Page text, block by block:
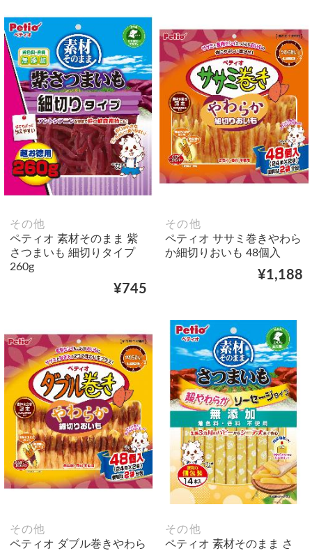
その他
ペティオ 素材そのまま 紫
さつまいも 細切りタイプ
260g
¥745
その他
ペティオ ササミ巻きやわら
か細切りおいも 48個入
¥1,188
その他
ペティオ ダブル巻きやわら
その他
ペティオ 素材そのまま さ